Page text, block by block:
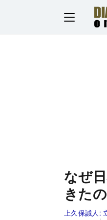
なぜ
きた
上久保誠人: